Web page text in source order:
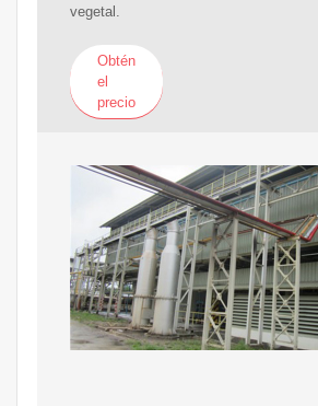
vegetal.
Obtén
el
precio